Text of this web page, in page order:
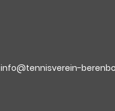
info@tennisverein-